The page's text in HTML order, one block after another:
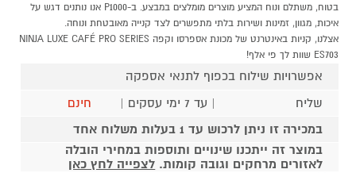
בטוח, משתלם ונוח המציע מוצרים מומלצים במבצע. ב-P1000 אנו נותנים דגש על
איכות, מגוון, זמינות ושירות בלתי מתפשרים לצד קנייה מאובטחת ונוחה.
אצלנו, קניות באינטרנט של מכונת אספרסו וקפה NINJA LUXE CAFÉ PRO SERIES
ES703 שוות לך פי אלף!
אפשרויות שילוח בכפוף לתנאי אספקה
שליח
| עד 7 ימי עסקים |
חינם
במכירה זו ניתן לרכוש עד 1 בעלות משלוח אחד
במוצר זה ייתכנו שינויים ותוספות במחירי הובלה
לאזורים מרחקים וגובה קומות. לצפייה לחץ כאן